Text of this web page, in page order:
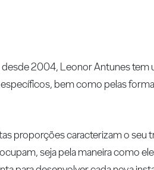
desde 2004, Leonor Antunes
bem como pelas
proporções caracterizam o seu
seja pela maneira como